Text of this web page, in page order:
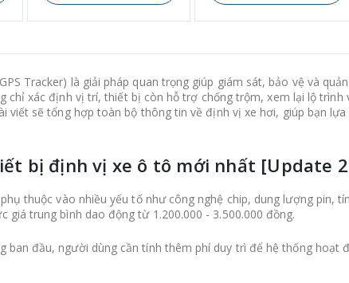
Tracker) là giải pháp quan trọng giúp giám sát, bảo vệ và
chỉ xác định vị trí, thiết bị còn hỗ trợ chống trộm, xem lại lộ trình
viết sẽ tổng hợp toàn bộ thông tin về định vị xe hơi, giúp bạn
bị định vị xe ô tô mới nhất [Update
thuộc vào nhiều yếu tố như công nghệ chip, dung lượng pin,
giá trung bình dao động từ 1.200.000 - 3.500.000 đồng.
ban đầu, người dùng cần tính thêm phí duy trì để hệ thống hoạt